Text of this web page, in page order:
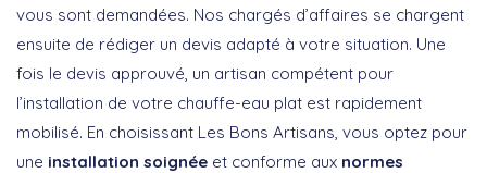
vous sont demandées. Nos chargés d’affaires se chargent
ensuite de rédiger un devis adapté à votre situation. Une
fois le devis approuvé, un artisan compétent pour
l’installation de votre chauffe-eau plat est rapidement
mobilisé. En choisissant Les Bons Artisans, vous optez pour
une installation soignée et conforme aux normes